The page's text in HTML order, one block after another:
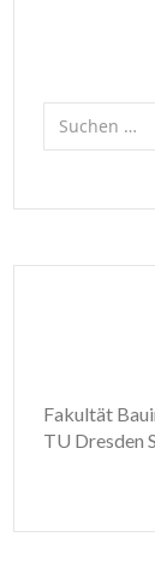
Suchen
nach:
Fakultät
TU Dresden